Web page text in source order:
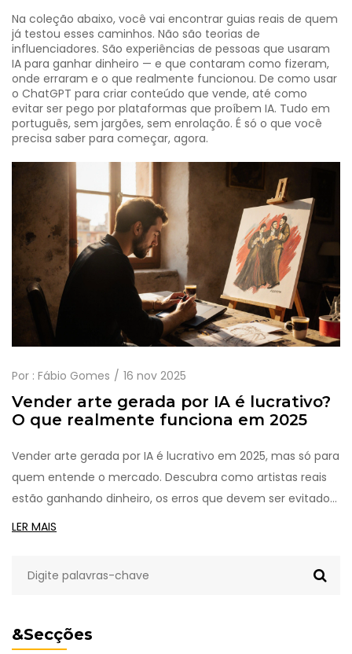
&Secções
Na coleção abaixo, você vai encontrar guias reais de quem
já testou esses caminhos. Não são teorias de
influenciadores. São experiências de pessoas que usaram
IA para ganhar dinheiro — e que contaram como fizeram,
onde erraram e o que realmente funcionou. De como usar
o ChatGPT para criar conteúdo que vende, até como
evitar ser pego por plataformas que proíbem IA. Tudo em
português, sem jargões, sem enrolação. É só o que você
precisa saber para começar, agora.
Por : Fábio Gomes 16 nov 2025
Vender arte gerada por IA é lucrativo?
O que realmente funciona em 2025
Vender arte gerada por IA é lucrativo em 2025, mas só para
quem entende o mercado. Descubra como artistas reais
estão ganhando dinheiro, os erros que devem ser evitados
e os passos práticos para começar sem cair em
LER MAIS